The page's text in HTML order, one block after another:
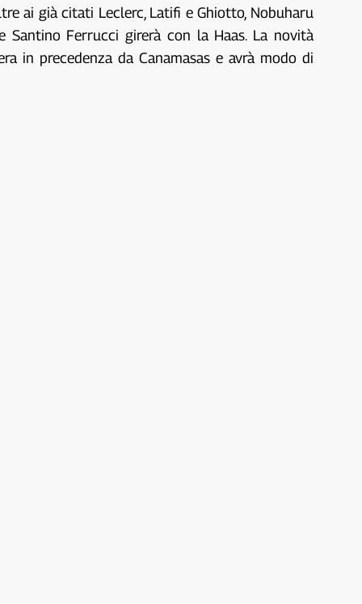
ai già citati Leclerc, Latifi e Ghiotto, Nobuharu
Santino Ferrucci girerà con la Haas. La novità
in precedenza da Canamasas e avrà modo di